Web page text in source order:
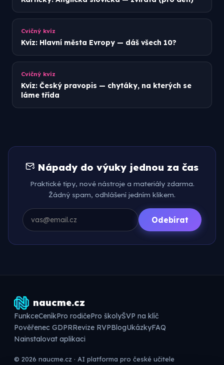
Cvičný kvíz
Kvíz: Hlavní města Evropy — dáš všech 10?
Cvičný kvíz
Kvíz: Český pravopis — chytáky, na kterých se
láme třída
Nápady do výuky jednou za čas
Praktické tipy, nové nástroje a materiály zdarma.
Žádný spam, odhlášení jedním klikem.
Odebírat
naucme.cz
FunkceCeníkPro rodičePro školyŠVP na klíč
Pověřenec GDPRRevize RVPBlogUkázkyFAQ
Nainstalovat aplikaci
© 2026 naucme.cz · AI platforma pro české učitele